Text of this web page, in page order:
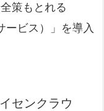
策もとれる
ービス）」を導入
センクラウ